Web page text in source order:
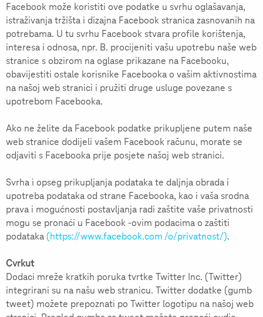
Facebook može koristiti ove podatke u svrhu oglašavanja,
istraživanja tržišta i dizajna Facebook stranica zasnovanih na
potrebama. U tu svrhu Facebook stvara profile korištenja,
interesa i odnosa, npr. B. procijeniti vašu upotrebu naše web
stranice s obzirom na oglase prikazane na Facebooku,
obavijestiti ostale korisnike Facebooka o vašim aktivnostima
na našoj web stranici i pružiti druge usluge povezane s
upotrebom Facebooka.
Ako ne želite da Facebook podatke prikupljene putem naše
web stranice dodijeli vašem Facebook računu, morate se
odjaviti s Facebooka prije posjete našoj web stranici.
Svrha i opseg prikupljanja podataka te daljnja obrada i
upotreba podataka od strane Facebooka, kao i vaša srodna
prava i mogućnosti postavljanja radi zaštite vaše privatnosti
mogu se pronaći u Facebook -ovim podacima o zaštiti
podataka (https://www.facebook.com /o/privatnost/).
Cvrkut
Dodaci mreže kratkih poruka tvrtke Twitter Inc. (Twitter)
integrirani su na našu web stranicu. Twitter dodatke (gumb
tweet) možete prepoznati po Twitter logotipu na našoj web